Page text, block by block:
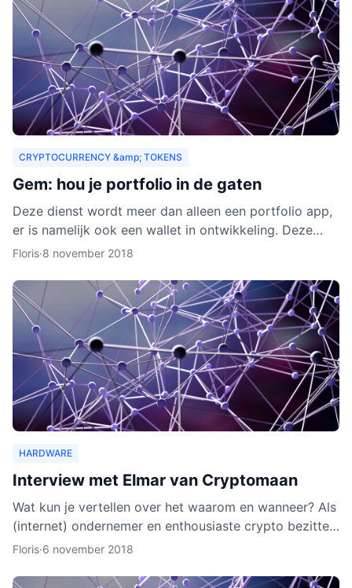
CRYPTOCURRENCY &amp; TOKENS
Gem: hou je portfolio in de gaten
Deze dienst wordt meer dan alleen een portfolio app,
er is namelijk ook een wallet in ontwikkeling. Deze
wallet gaat verschillende cryptocurrencies en token
Floris·8 november 2018
HARDWARE
Interview met Elmar van Cryptomaan
Wat kun je vertellen over het waarom en wanneer? Als
(internet) ondernemer en enthousiaste crypto bezitter
was het een logische keuze om de webshop te
Floris·6 november 2018